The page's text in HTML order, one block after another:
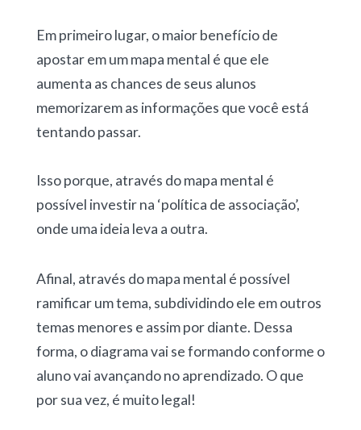
Em primeiro lugar, o maior benefício de
apostar em um mapa mental é que ele
aumenta as chances de seus alunos
memorizarem as informações que você está
tentando passar.
Isso porque, através do mapa mental é
possível investir na ‘política de associação’,
onde uma ideia leva a outra.
Afinal, através do mapa mental é possível
ramificar um tema, subdividindo ele em outros
temas menores e assim por diante. Dessa
forma, o diagrama vai se formando conforme o
aluno vai avançando no aprendizado. O que
por sua vez, é muito legal!